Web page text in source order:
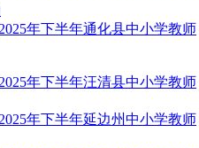
2025年下半年通化县中小学教师
2025年下半年汪清县中小学教师
2025年下半年延边州中小学教师